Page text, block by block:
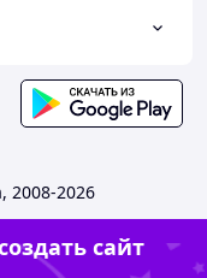
2008-2026
сайт